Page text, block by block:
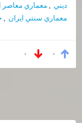
ديني
معماري معاصر
معماري سنتي ايران
۰ ۰